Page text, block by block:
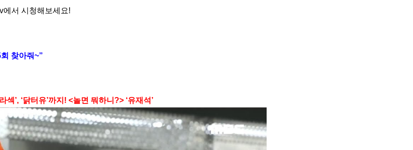
에서 시청해보세요!
찾아줘~”
섹’, ‘닭터유’까지! <놀면 뭐하니?> ‘유재석’